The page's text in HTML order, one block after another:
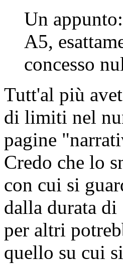
Un
A5,
concesso
Tutt'al più
di limiti nel
pagine
Credo che lo
con cui si
dalla durata
per altri
quello su cui